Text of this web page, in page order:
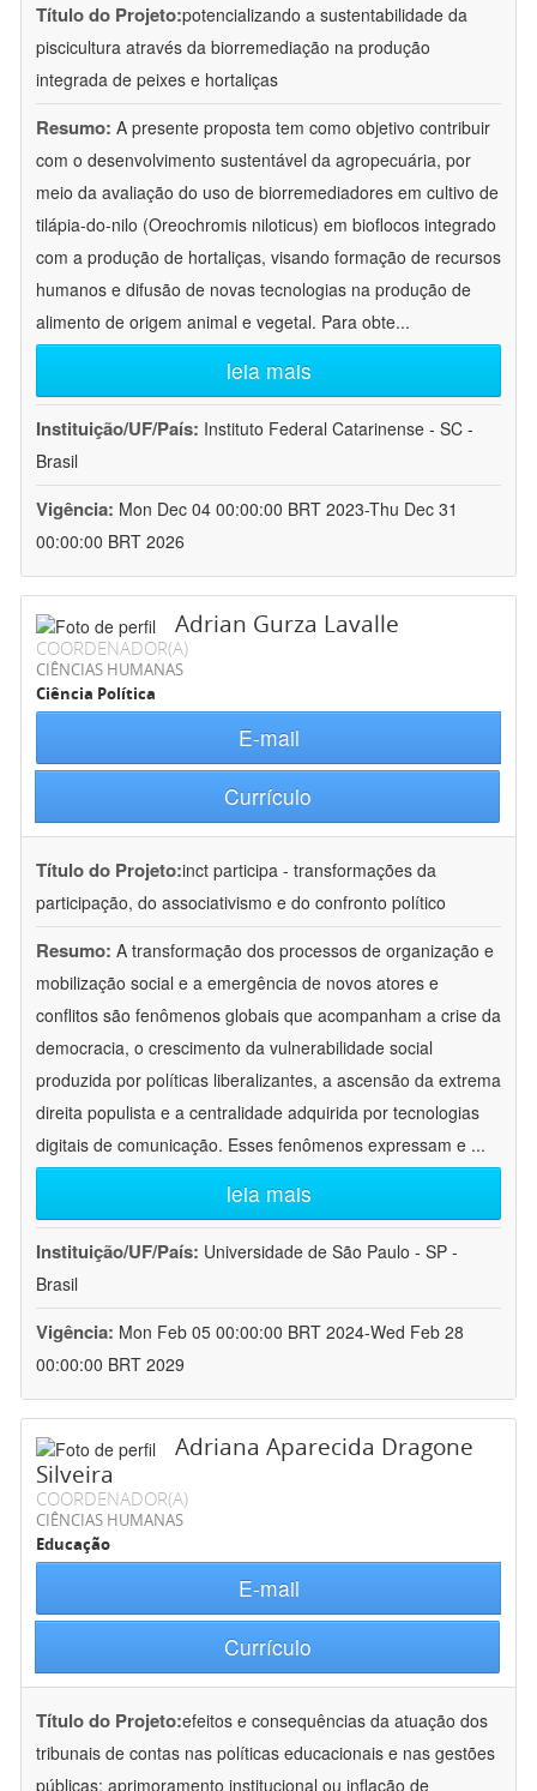
Título do Projeto:potencializando a sustentabilidade da
piscicultura através da biorremediação na produção
integrada de peixes e hortaliças
Resumo: A presente proposta tem como objetivo contribuir
com o desenvolvimento sustentável da agropecuária, por
meio da avaliação do uso de biorremediadores em cultivo de
tilápia-do-nilo (Oreochromis niloticus) em bioflocos integrado
com a produção de hortaliças, visando formação de recursos
humanos e difusão de novas tecnologias na produção de
alimento de origem animal e vegetal. Para obte...
leia mais
Instituição/UF/País: Instituto Federal Catarinense - SC -
Brasil
Vigência: Mon Dec 04 00:00:00 BRT 2023-Thu Dec 31
00:00:00 BRT 2026
Adrian Gurza Lavalle
COORDENADOR(A)
CIÊNCIAS HUMANAS
Ciência Política
E-mail
Currículo
Título do Projeto:inct participa - transformações da
participação, do associativismo e do confronto político
Resumo: A transformação dos processos de organização e
mobilização social e a emergência de novos atores e
conflitos são fenômenos globais que acompanham a crise da
democracia, o crescimento da vulnerabilidade social
produzida por políticas liberalizantes, a ascensão da extrema
direita populista e a centralidade adquirida por tecnologias
digitais de comunicação. Esses fenômenos expressam e ...
leia mais
Instituição/UF/País: Universidade de São Paulo - SP -
Brasil
Vigência: Mon Feb 05 00:00:00 BRT 2024-Wed Feb 28
00:00:00 BRT 2029
Adriana Aparecida Dragone
Silveira
COORDENADOR(A)
CIÊNCIAS HUMANAS
Educação
E-mail
Currículo
Título do Projeto:efeitos e consequências da atuação dos
tribunais de contas nas políticas educacionais e nas gestões
públicas: aprimoramento institucional ou inflação de